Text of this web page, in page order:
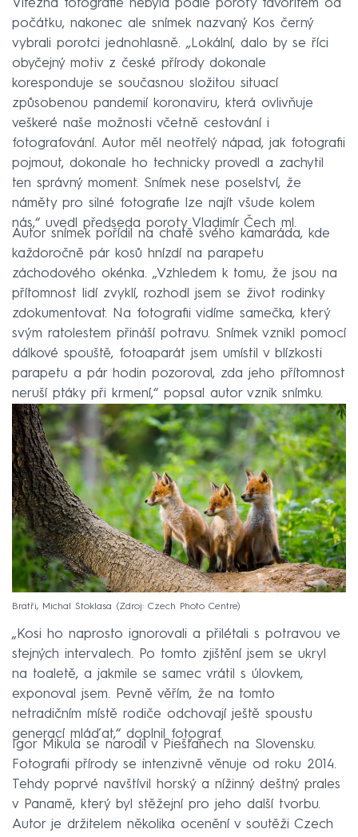
Vítězná fotografie nebyla podle poroty favoritem od
počátku, nakonec ale snímek nazvaný Kos černý
vybrali porotci jednohlasně. „Lokální, dalo by se říci
obyčejný motiv z české přírody dokonale
koresponduje se současnou složitou situací
způsobenou pandemií koronaviru, která ovlivňuje
veškeré naše možnosti včetně cestování i
fotografování. Autor měl neotřelý nápad, jak fotografii
pojmout, dokonale ho technicky provedl a zachytil
ten správný moment. Snímek nese poselství, že
náměty pro silné fotografie lze najít všude kolem
nás,“ uvedl předseda poroty Vladimír Čech ml.
Autor snímek pořídil na chatě svého kamaráda, kde
každoročně pár kosů hnízdí na parapetu
záchodového okénka. „Vzhledem k tomu, že jsou na
přítomnost lidí zvyklí, rozhodl jsem se život rodinky
zdokumentovat. Na fotografii vidíme samečka, který
svým ratolestem přináší potravu. Snímek vznikl pomocí
dálkové spouště, fotoaparát jsem umístil v blízkosti
parapetu a pár hodin pozoroval, zda jeho přítomnost
neruší ptáky při krmení,“ popsal autor vznik snímku.
Bratři, Michal Stoklasa Zdroj: Czech Photo Centre
„Kosi ho naprosto ignorovali a přilétali s potravou ve
stejných intervalech. Po tomto zjištění jsem se ukryl
na toaletě, a jakmile se samec vrátil s úlovkem,
exponoval jsem. Pevně věřím, že na tomto
netradičním místě rodiče odchovají ještě spoustu
generací mláďat,“ doplnil fotograf.
Igor Mikula se narodil v Piešťanech na Slovensku.
Fotografii přírody se intenzivně věnuje od roku 2014.
Tehdy poprvé navštívil horský a nížinný deštný prales
v Panamě, který byl stěžejní pro jeho další tvorbu.
Autor je držitelem několika ocenění v soutěži Czech